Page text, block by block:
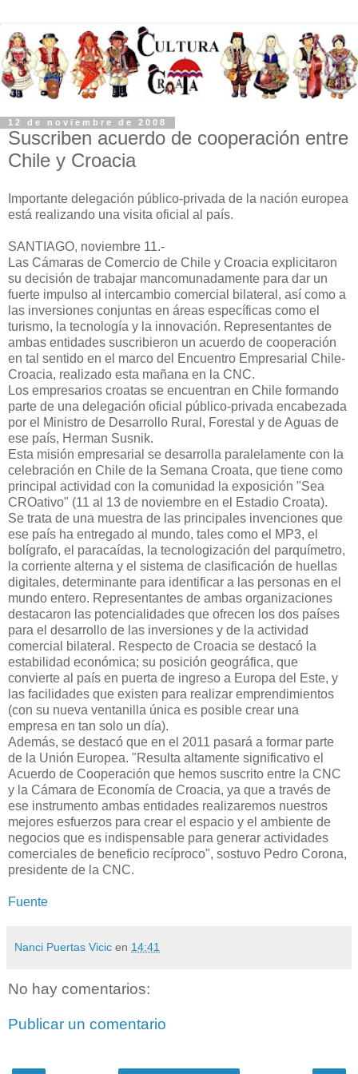
12 de noviembre de 2008
Suscriben acuerdo de cooperación entre
Chile y Croacia
Importante delegación público-privada de la nación europea
está realizando una visita oficial al país.
SANTIAGO, noviembre 11.-
Las Cámaras de Comercio de Chile y Croacia explicitaron
su decisión de trabajar mancomunadamente para dar un
fuerte impulso al intercambio comercial bilateral, así como a
las inversiones conjuntas en áreas específicas como el
turismo, la tecnología y la innovación. Representantes de
ambas entidades suscribieron un acuerdo de cooperación
en tal sentido en el marco del Encuentro Empresarial Chile-
Croacia, realizado esta mañana en la CNC.
Los empresarios croatas se encuentran en Chile formando
parte de una delegación oficial público-privada encabezada
por el Ministro de Desarrollo Rural, Forestal y de Aguas de
ese país, Herman Susnik.
Esta misión empresarial se desarrolla paralelamente con la
celebración en Chile de la Semana Croata, que tiene como
principal actividad con la comunidad la exposición "Sea
CROativo" (11 al 13 de noviembre en el Estadio Croata).
Se trata de una muestra de las principales invenciones que
ese país ha entregado al mundo, tales como el MP3, el
bolígrafo, el paracaídas, la tecnologización del parquímetro,
la corriente alterna y el sistema de clasificación de huellas
digitales, determinante para identificar a las personas en el
mundo entero. Representantes de ambas organizaciones
destacaron las potencialidades que ofrecen los dos países
para el desarrollo de las inversiones y de la actividad
comercial bilateral. Respecto de Croacia se destacó la
estabilidad económica; su posición geográfica, que
convierte al país en puerta de ingreso a Europa del Este, y
las facilidades que existen para realizar emprendimientos
(con su nueva ventanilla única es posible crear una
empresa en tan solo un día).
Además, se destacó que en el 2011 pasará a formar parte
de la Unión Europea. "Resulta altamente significativo el
Acuerdo de Cooperación que hemos suscrito entre la CNC
y la Cámara de Economía de Croacia, ya que a través de
ese instrumento ambas entidades realizaremos nuestros
mejores esfuerzos para crear el espacio y el ambiente de
negocios que es indispensable para generar actividades
comerciales de beneficio recíproco", sostuvo Pedro Corona,
presidente de la CNC.
Fuente
Nanci Puertas Vicic en 14:41
No hay comentarios:
Publicar un comentario